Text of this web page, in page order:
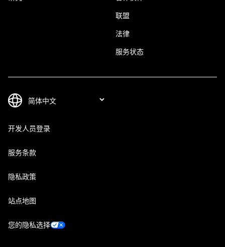
联盟
法律
服务状态
开发人员登录
服务条款
隐私政策
站点地图
您的隐私选择